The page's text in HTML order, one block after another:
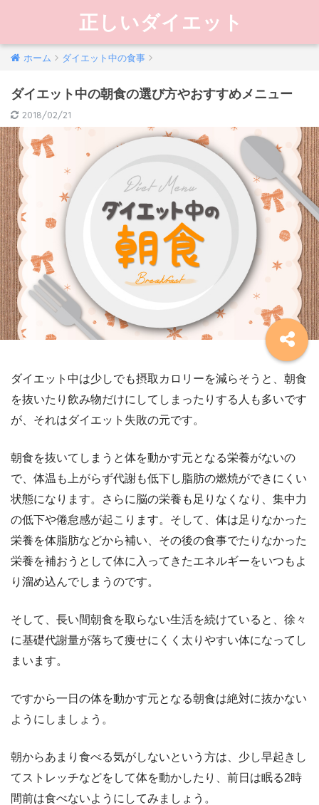
正しいダイエット
ホーム ダイエット中の食事
ダイエット中の朝食の選び方やおすすめメニュー
2018/02/21
ダイエット中は少しでも摂取カロリーを減らそうと、朝食
を抜いたり飲み物だけにしてしまったりする人も多いです
が、それはダイエット失敗の元です。
朝食を抜いてしまうと体を動かす元となる栄養がないの
で、体温も上がらず代謝も低下し脂肪の燃焼ができにくい
状態になります。さらに脳の栄養も足りなくなり、集中力
の低下や倦怠感が起こります。そして、体は足りなかった
栄養を体脂肪などから補い、その後の食事でたりなかった
栄養を補おうとして体に入ってきたエネルギーをいつもよ
り溜め込んでしまうのです。
そして、長い間朝食を取らない生活を続けていると、徐々
に基礎代謝量が落ちて痩せにくく太りやすい体になってし
まいます。
ですから一日の体を動かす元となる朝食は絶対に抜かない
ようにしましょう。
朝からあまり食べる気がしないという方は、少し早起きし
てストレッチなどをして体を動かしたり、前日は眠る2時
間前は食べないようにしてみましょう。